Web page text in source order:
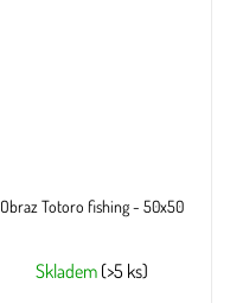
Obraz Totoro fishing - 50x50
Skladem (>5 ks)